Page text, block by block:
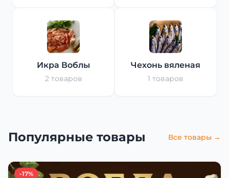
Икра Воблы
2 товаров
Чехонь вяленая
1 товаров
Популярные товары Все товары →
-17%